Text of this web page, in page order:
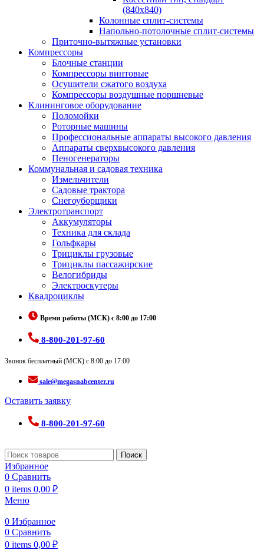
(840х840)
Колонные сплит-системы
Напольно-потолочные сплит-системы
Приточно-вытяжные установки
Компрессоры
Блочные станции
Компрессоры винтовые
Осушители сжатого воздуха
Компрессоры воздушные поршневые
Клининговое оборудование
Поломойки
Роторные машины
Профессиональные аппараты высокого давления
Аппараты сверхвысокого давления
Пеногенераторы
Коммунальная и садовая техника
Измельчители
Садовые трактора
Снегоуборщики
Электротранспорт
Аккумуляторы
Техника для склада
Гольфкары
Трициклы грузовые
Трициклы пассажирские
Велогибриды
Электроскутеры
Квадроциклы
Время работы (МСК) с 8:00 до 17:00
8-800-201-97-60
Звонок бесплатный (МСК) с 8:00 до 17:00
sale@megasnabcenter.ru
Оставить заявку
8-800-201-97-60
Поиск
Избранное
0 Сравнить
0 items 0,00 ₽
Меню
0 Избранное
0 Сравнить
0 items 0,00 ₽